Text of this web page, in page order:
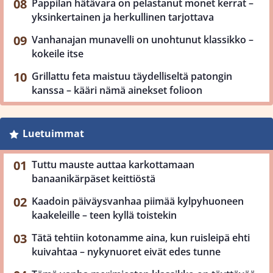
Pappilan hätävara on pelastanut monet kerrat –
yksinkertainen ja herkullinen tarjottava
Vanhanajan munavelli on unohtunut klassikko –
kokeile itse
Grillattu feta maistuu täydelliseltä patongin
kanssa – kääri nämä ainekset folioon
Luetuimmat
Tuttu mauste auttaa karkottamaan
banaanikärpäset keittiöstä
Kaadoin päiväysvanhaa piimää kylpyhuoneen
kaakeleille – teen kyllä toistekin
Tätä tehtiin kotonamme aina, kun ruisleipä ehti
kuivahtaa – nykynuoret eivät edes tunne